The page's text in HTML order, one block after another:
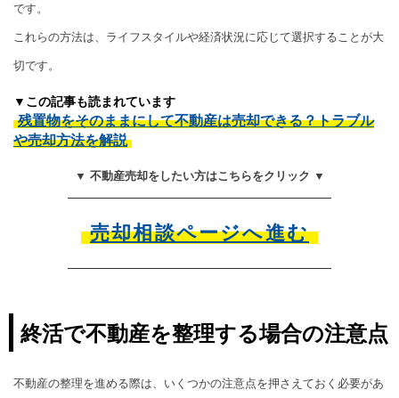
です。
これらの方法は、ライフスタイルや経済状況に応じて選択することが大
切です。
▼この記事も読まれています
残置物をそのままにして不動産は売却できる？トラブル
や売却方法を解説
▼ 不動産売却をしたい方はこちらをクリック ▼
売却相談ページへ進む
終活で不動産を整理する場合の注意点
不動産の整理を進める際は、いくつかの注意点を押さえておく必要があ